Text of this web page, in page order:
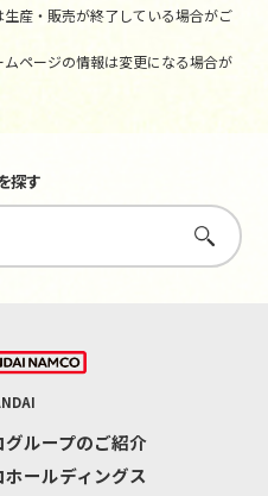
産・販売が終了している場合がご
ページの情報は変更になる場合が
探す
さがす
ループのご紹介
ールディングス